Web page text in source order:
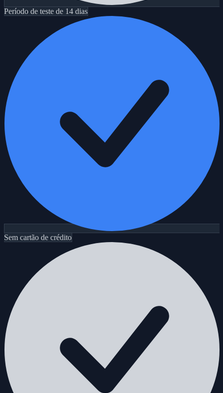
Período de teste de 14 dias
Sem cartão de crédito